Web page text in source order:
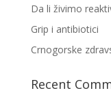
Da li živimo
Grip i antibiotici
Crnogorske
Recent